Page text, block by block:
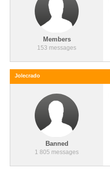
Members
153 messages
Jolecrado
Banned
1 805 messages